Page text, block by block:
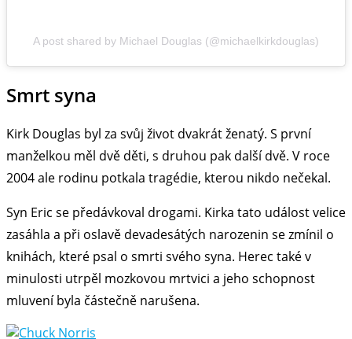
A post shared by Michael Douglas (@michaelkirkdouglas)
Smrt syna
Kirk Douglas byl za svůj život dvakrát ženatý. S první
manželkou měl dvě děti, s druhou pak další dvě. V roce
2004 ale rodinu potkala tragédie, kterou nikdo nečekal.
Syn Eric se předávkoval drogami. Kirka tato událost velice
zasáhla a při oslavě devadesátých narozenin se zmínil o
knihách, které psal o smrti svého syna. Herec také v
minulosti utrpěl mozkovou mrtvici a jeho schopnost
mluvení byla částečně narušena.